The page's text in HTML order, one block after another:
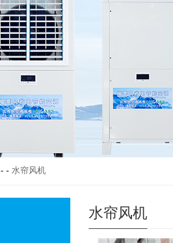
- - 水帘风机
水帘风机